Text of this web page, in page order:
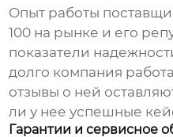
Опыт работы
100 на рынке и его
показатели
долго компания
отзывы о ней
ли у нее успешные
Гарантии и сервисное